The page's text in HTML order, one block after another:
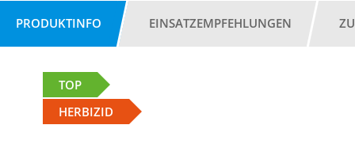
PRODUKTINFO EINSATZEMPFEHLUNGEN
TOP
HERBIZID